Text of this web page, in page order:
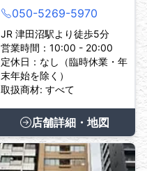
050-5269-5970
JR 津田沼駅より徒歩5分
営業時間：10:00 - 20:00
定休日：なし（臨時休業・年
末年始を除く）
取扱商材: すべて
店舗詳細・地図